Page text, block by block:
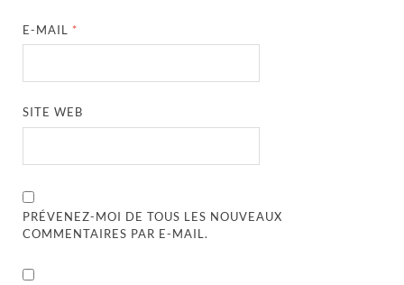
E-MAIL *
SITE WEB
PRÉVENEZ-MOI DE TOUS LES NOUVEAUX
COMMENTAIRES PAR E-MAIL.